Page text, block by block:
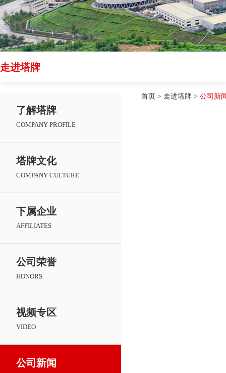
走进塔牌
了解塔牌
COMPANY PROFILE
塔牌文化
COMPANY CULTURE
下属企业
AFFILIATES
公司荣誉
HONORS
视频专区
VIDEO
公司新闻
首页 > 走进塔牌 > 公司新